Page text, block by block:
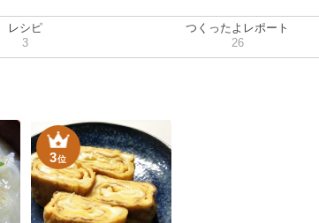
レシピ
3
つくったよレポート
26
3位